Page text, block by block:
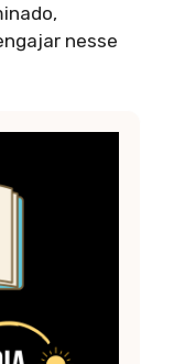
nesse